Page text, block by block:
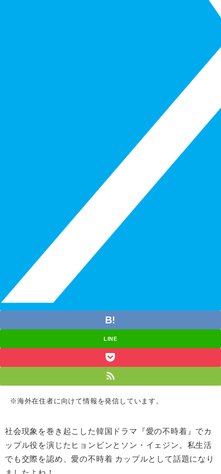
LINE
※海外在住者に向けて情報を発信しています。
社会現象を巻き起こした韓国ドラマ『愛の不時着』でカ
ップル役を演じたヒョンビンと ソン・イェジン
。私生活
でも交際を認め、愛の不時着 カップルとして話題になり
ましたよね！